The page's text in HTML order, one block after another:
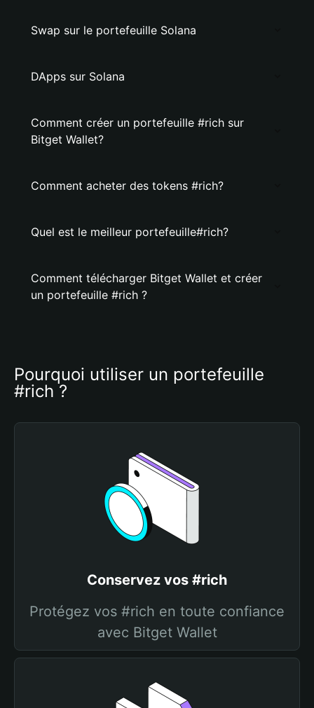
Swap sur le portefeuille Solana
DApps sur Solana
Comment créer un portefeuille #rich sur
Bitget Wallet?
Comment acheter des tokens #rich?
Quel est le meilleur portefeuille#rich?
Comment télécharger Bitget Wallet et créer
un portefeuille #rich ?
Pourquoi utiliser un portefeuille
#rich ?
Conservez vos #rich
Protégez vos #rich en toute confiance
avec Bitget Wallet